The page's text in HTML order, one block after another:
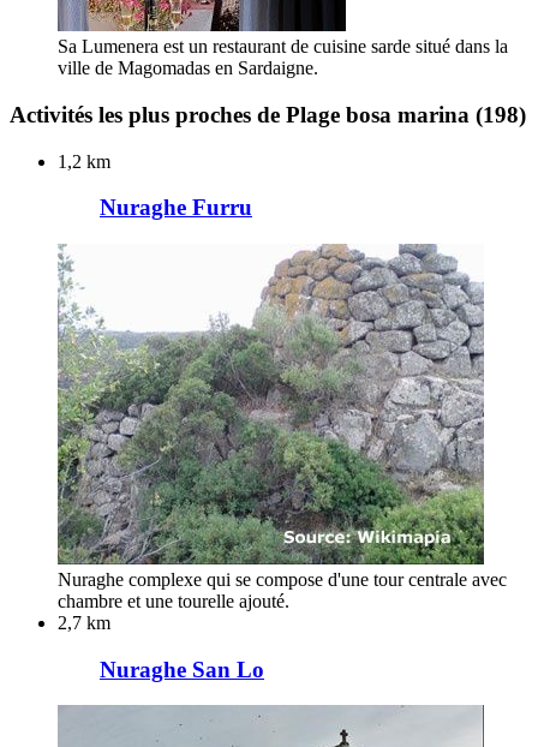
Sa Lumenera est un restaurant de cuisine sarde situé dans la
ville de Magomadas en Sardaigne.
Activités les plus proches de Plage bosa marina (198)
1,2 km
Nuraghe Furru
Nuraghe complexe qui se compose d'une tour centrale avec
chambre et une tourelle ajouté.
2,7 km
Nuraghe San Lo